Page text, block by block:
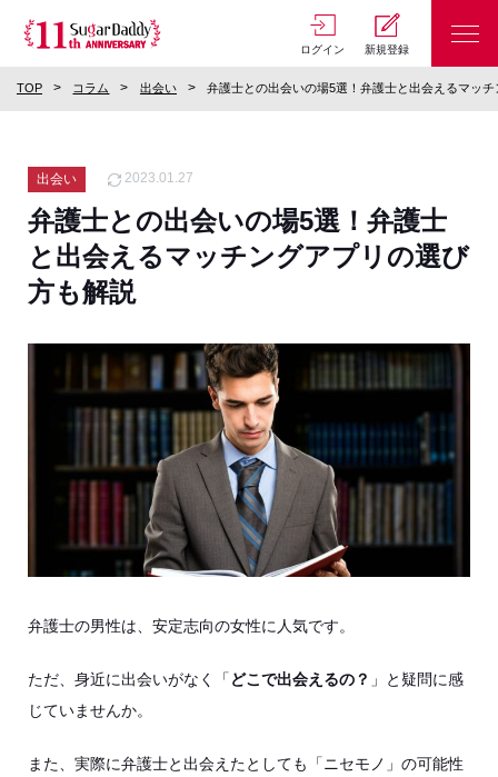
ログイン 新規登録
TOP コラム 出会い 弁護士との出会いの場5選！弁護士と出会えるマッ
出会い 2023.01.27
弁護士との出会いの場5選！弁護士
と出会えるマッチングアプリの選び
方も解説
弁護士の男性は、安定志向の女性に人気です。
ただ、身近に出会いがなく「 どこで出会えるの？ 」と疑問に感
じていませんか。
また、実際に弁護士と出会えたとしても「ニセモノ」の可能性